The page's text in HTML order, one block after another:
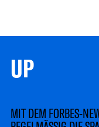
UP
MIT DEM FORBES-